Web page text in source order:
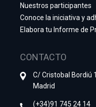
Nuestros participantes
Conoce la iniciativa y
Elabora tu Informe de
CONTACTO
C/ Cristobal Bordiú
Madrid
(+34)91 745 24 14